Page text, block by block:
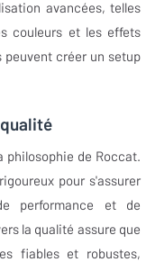
avancées, telles
couleurs et les effets
créer un setup
philosophie de Roccat.
pour s'assurer
performance et de
la qualité assure que
fiables et robustes,